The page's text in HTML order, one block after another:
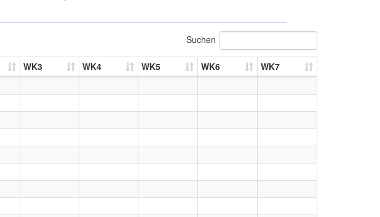
Suchen
WK3 WK4 WK5 WK6 WK7